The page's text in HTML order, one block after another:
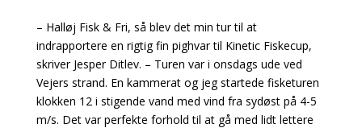
– Halløj Fisk & Fri, så blev det min tur til at
indrapportere en rigtig fin pighvar til Kinetic Fiskecup,
skriver Jesper Ditlev. – Turen var i onsdags ude ved
Vejers strand. En kammerat og jeg startede fisketuren
klokken 12 i stigende vand med vind fra sydøst på 4-5
m/s. Det var perfekte forhold til at gå med lidt lettere